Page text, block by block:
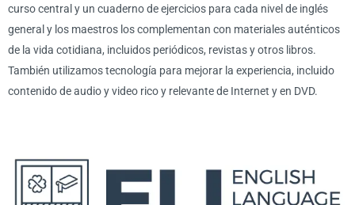
curso central y un cuaderno de ejercicios para cada nivel de inglés
generaly los maestros los complementan con materiales auténticos
de la vida cotidiana, incluidos periódicos, revistas y otros libros.
También utilizamos tecnología para mejorar la experiencia, incluido
contenido de audio y video rico y relevante de Internet y en DVD.